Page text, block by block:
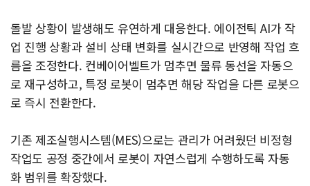
돌발 상황이 발생해도 유연하게 대응한다. 에이전틱 AI가 작
업 진행 상황과 설비 상태 변화를 실시간으로 반영해 작업 흐
름을 조정한다. 컨베이어벨트가 멈추면 물류 동선을 자동으
로 재구성하고, 특정 로봇이 멈추면 해당 작업을 다른 로봇으
로 즉시 전환한다.
기존 제조실행시스템(MES)으로는 관리가 어려웠던 비정형
작업도 공정 중간에서 로봇이 자연스럽게 수행하도록 자동
화 범위를 확장했다.